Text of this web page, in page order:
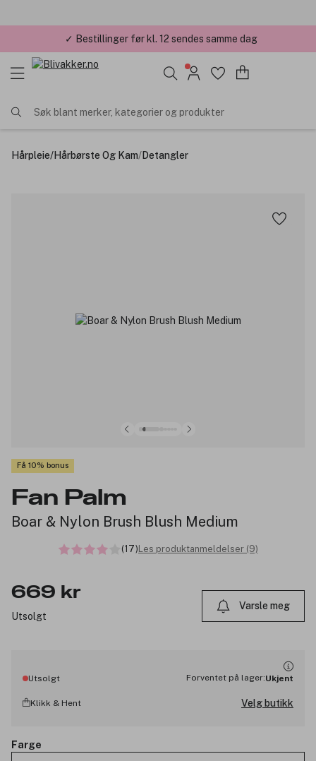
✓ Årets Nettbutikk 2026 og 2025
Søk blant merker, kategorier og produkter
Hårpleie/Hårbørste Og Kam/Detangler
Få 10% bonus
Fan Palm
Boar & Nylon Brush Blush Medium
(17)Les produktanmeldelser (9)
669 kr
Utsolgt
Varsle meg
Utsolgt Forventet på lager:Ukjent
Klikk & Hent Velg butikk
Farge